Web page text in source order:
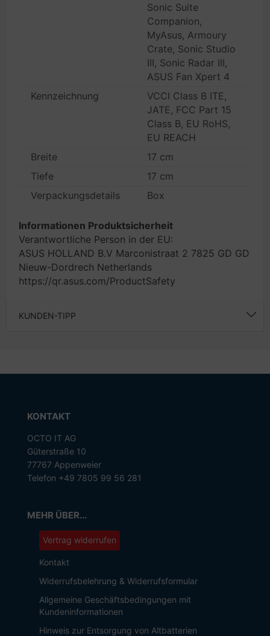
Sonic Suite
Companion,
MyAsus, Armoury
Crate, Sonic Studio
III, Sonic Radar III,
ASUS Fan Xpert 4
Kennzeichnung
VCCI Class B ITE,
JATE, FCC Part 15
Class B, EU RoHS,
EU REACH
Breite
17 cm
Tiefe
17 cm
Verpackungsdetails
Box
Informationen Produktsicherheit
Verantwortliche Person in der EU:
ASUS HOLLAND B.V Marconistraat 2 7825 GD GD
Nieuw-Dordrech Netherlands
https://qr.asus.com/ProductSafety
KUNDEN-TIPP
KONTAKT
OCTO IT AG
Güterstraße 10
77767 Appenweier
Telefon +49 7805 99 56 281
MEHR ÜBER...
Vertrag widerrufen
Kontakt
Widerrufsbelehrung & Widerrufsformular
Allgemeine Geschäftsbedingungen mit
Kundeninformationen
Hinweis zur Entsorgung von Altbatterien